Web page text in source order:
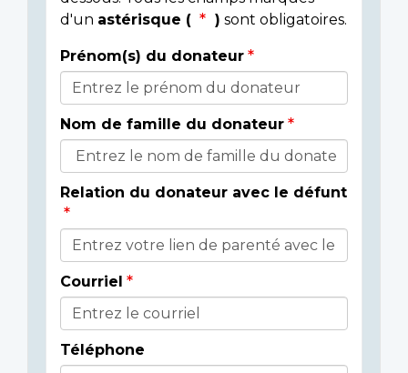
d'un astérisque ( ) sont obligatoires.
Détails
du
donateur
Prénom(s) du donateur
Nom de famille du donateur
Relation du donateur avec le défunt
Courriel
Téléphone